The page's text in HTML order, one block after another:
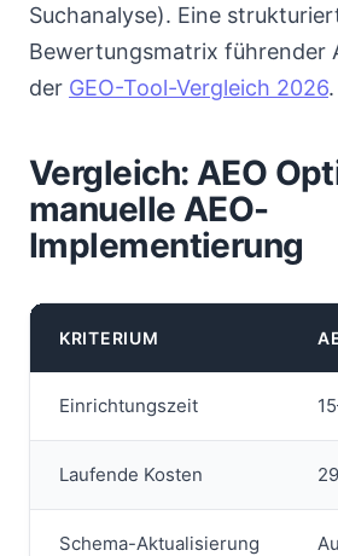
Suchanalyse). Eine
Bewertungsmatrix führender
der GEO-Tool-Vergleich 2026.
Vergleich: AEO
manuelle AEO-
Implementierung
KRITERIUM
Einrichtungszeit
Laufende Kosten
Schema-Aktualisierung